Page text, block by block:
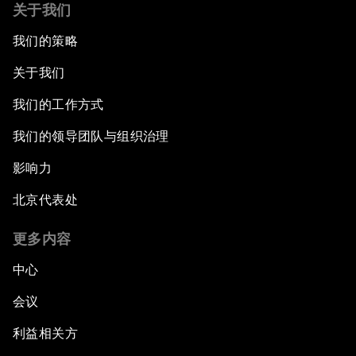
关于我们
我们的策略
关于我们
我们的工作方式
我们的领导团队与组织治理
影响力
北京代表处
更多内容
中心
会议
利益相关方